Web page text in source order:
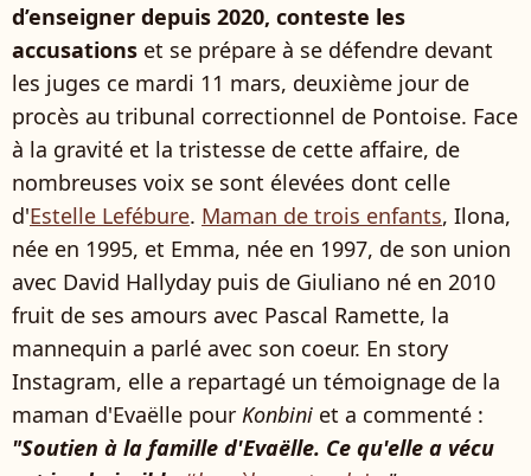
d’enseigner depuis 2020, conteste les
accusations et se prépare à se défendre devant
les juges ce mardi 11 mars, deuxième jour de
procès au tribunal correctionnel de Pontoise. Face
à la gravité et la tristesse de cette affaire, de
nombreuses voix se sont élevées dont celle
d'Estelle Lefébure. Maman de trois enfants, Ilona,
née en 1995, et Emma, née en 1997, de son union
avec David Hallyday puis de Giuliano né en 2010
fruit de ses amours avec Pascal Ramette, la
mannequin a parlé avec son coeur. En story
Instagram, elle a repartagé un témoignage de la
maman d'Evaëlle pour Konbini et a commenté :
"Soutien à la famille d'Evaëlle. Ce qu'elle a vécu